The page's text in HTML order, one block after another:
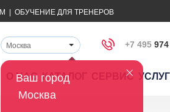
ОБУЧЕНИЕ ДЛЯ ТРЕНЕРОВ
Ваш город
Москва
Москва +7 495
О НАС КАТАЛОГ СЕРВИС